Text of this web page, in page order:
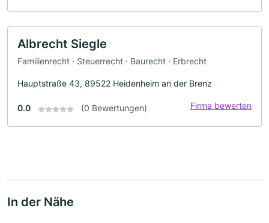
Albrecht Siegle
Familienrecht · Steuerrecht · Baurecht · Erbrecht
Hauptstraße 43, 89522 Heidenheim an der Brenz
0.0 (0 Bewertungen) Firma bewerten
In der Nähe